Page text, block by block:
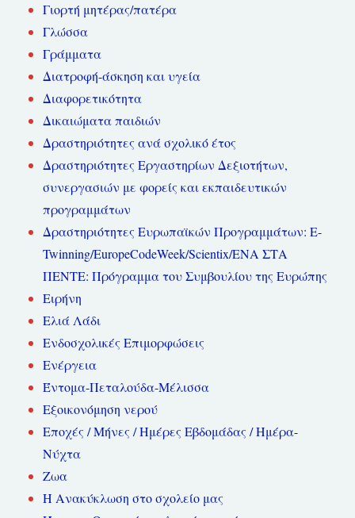
Γιορτή μητέρας/πατέρα
Γλώσσα
Γράμματα
Διατροφή-άσκηση και υγεία
Διαφορετικότητα
Δικαιώματα παιδιών
Δραστηριότητες ανά σχολικό έτος
Δραστηριότητες Εργαστηρίων Δεξιοτήτων,
συνεργασιών με φορείς και εκπαιδευτικών
προγραμμάτων
Δραστηριότητες Ευρωπαϊκών Προγραμμάτων: E-
Twinning/EuropeCodeWeek/Scientix/ΕΝΑ ΣΤΑ
ΠΕΝΤΕ: Πρόγραμμα του Συμβουλίου της Ευρώπης
Ειρήνη
Ελιά Λάδι
Ενδοσχολικές Επιμορφώσεις
Ενέργεια
Έντομα-Πεταλούδα-Μέλισσα
Εξοικονόμηση νερού
Εποχές / Μήνες / Ημέρες Εβδομάδας / Ημέρα-
Νύχτα
Ζωα
Η Ανακύκλωση στο σχολείο μας